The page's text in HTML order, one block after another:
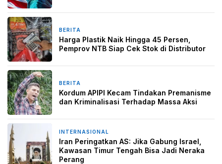
BERITA
Harga Plastik Naik Hingga 45 Persen,
Pemprov NTB Siap Cek Stok di Distributor
BERITA
Kordum APIPI Kecam Tindakan Premanisme
dan Kriminalisasi Terhadap Massa Aksi
INTERNASIONAL
Iran Peringatkan AS: Jika Gabung Israel,
Kawasan Timur Tengah Bisa Jadi Neraka
Perang